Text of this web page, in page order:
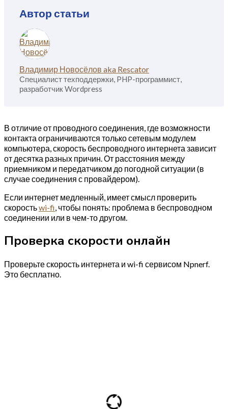
Автор статьи
Владимир Новосёлов aka Rescator
Специалист техподдержки, PHP-программист,
разработчик Wordpress
В отличие от проводного соединения, где возможности
контакта ограничиваются только сетевым модулем
компьютера, скорость беспроводного интернета зависит
от десятка разных причин. От расстояния между
приемником и передатчиком до погодной ситуации (в
случае соединения с провайдером).
Если интернет медленный, имеет смысл проверить
скоростьwi-fi , чтобы понять: проблема в беспроводном
соединении или в чем-то другом.
Проверка скорости онлайн
Проверьте скорость интернета и wi-fi сервисом Npnerf.
Это бесплатно.